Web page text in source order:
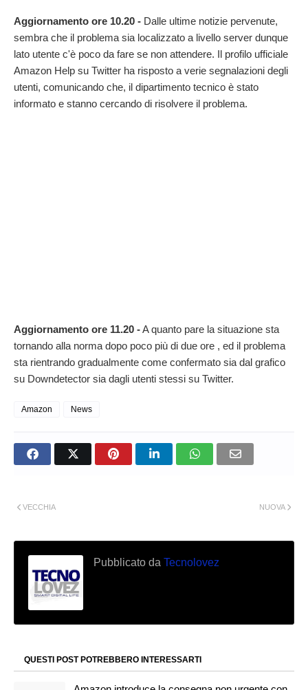
Aggiornamento ore 10.20 - Dalle ultime notizie pervenute,
sembra che il problema sia localizzato a livello server dunque
lato utente c'è poco da fare se non attendere. Il profilo ufficiale
Amazon Help su Twitter ha risposto a verie segnalazioni degli
utenti, comunicando che, il dipartimento tecnico è stato
informato e stanno cercando di risolvere il problema.
Aggiornamento ore 11.20 -A quanto pare la situazione sta
tornando alla norma dopo poco più di due ore , ed il problema
sta rientrando gradualmente come confermato sia dal grafico
su Downdetector sia dagli utenti stessi su Twitter.
Amazon News
NUOVA
VECCHIA
Pubblicato da Tecnolovez
QUESTI POST POTREBBERO INTERESSARTI